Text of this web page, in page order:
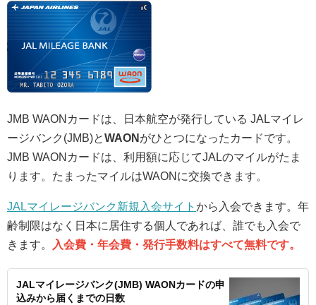
JMB WAONカードは、日本航空が発行している JALマイレ
ージバンク(JMB)とWAON がひとつになったカードです。
JMB WAONカードは、利用額に応じてJALのマイルがたま
ります。たまったマイルはWAONに交換できます。
JALマイレージバンク新規入会サイト から入会できます。年
齢制限はなく日本に居住する個人であれば、誰でも入会で
きます。
入会費・年会費・発行手数料はすべて無料です。
JALマイレージバンク(JMB) WAONカードの申
込みから届くまでの日数